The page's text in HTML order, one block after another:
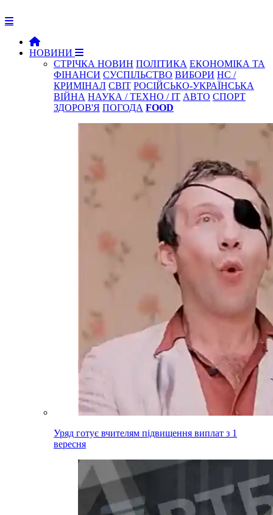
НОВИНИ
СТРІЧКА НОВИН ПОЛІТИКА ЕКОНОМІКА ТА
ФІНАНСИ СУСПІЛЬСТВО ВИБОРИ НС /
КРИМІНАЛ СВІТ РОСІЙСЬКО-УКРАЇНСЬКА
ВІЙНА НАУКА / ТЕХНО / IT АВТО СПОРТ
ЗДОРОВ'Я ПОГОДА FOOD
Уряд готує вчителям підвищення виплат з 1
вересня